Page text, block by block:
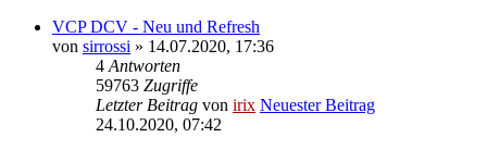
VCP DCV - Neu und Refresh
von sirrossi » 14.07.2020, 17:36
4 Antworten
59763 Zugriffe
Letzter Beitrag von irix Neuester Beitrag
24.10.2020, 07:42